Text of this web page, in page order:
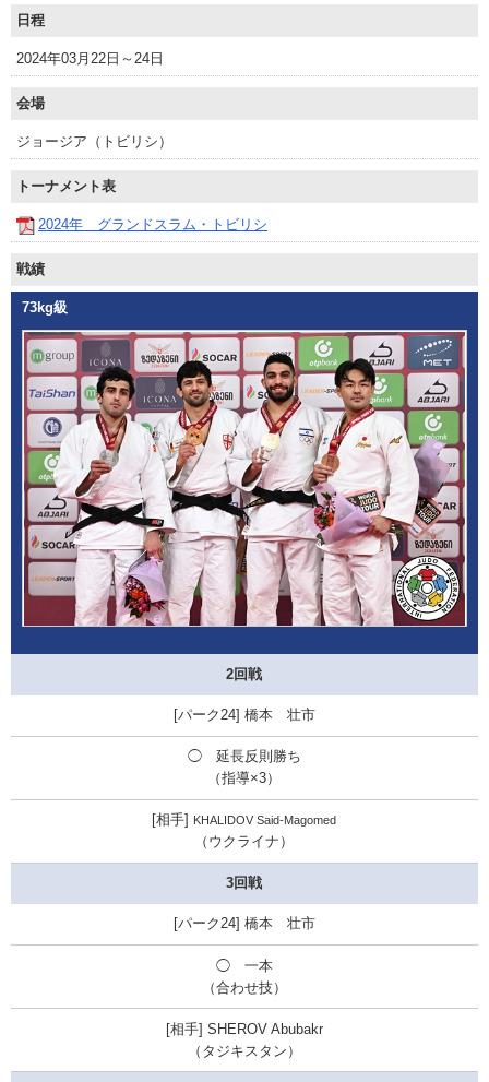
日程
2024年03月22日～24日
会場
ジョージア（トビリシ）
トーナメント表
2024年 グランドスラム・トビリシ
戦績
73kg級
2回戦
橋本 壮市
◯ 延長反則勝ち
（指導×3）
KHALIDOV Said-Magomed
（ウクライナ）
3回戦
橋本 壮市
◯ 一本
（合わせ技）
SHEROV Abubakr
（タジキスタン）